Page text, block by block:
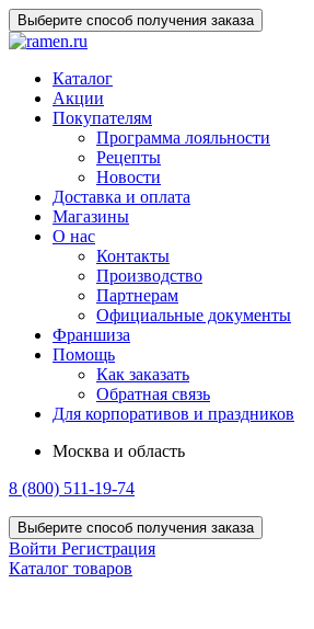
Выберите способ получения заказа
Каталог
Акции
Покупателям
Программа лояльности
Рецепты
Новости
Доставка и оплата
Магазины
О нас
Контакты
Производство
Партнерам
Официальные документы
Франшиза
Помощь
Как заказать
Обратная связь
Для корпоративов и праздников
Москва и область
8 (800) 511-19-74
Выберите способ получения заказа
Войти Регистрация
Каталог товаров